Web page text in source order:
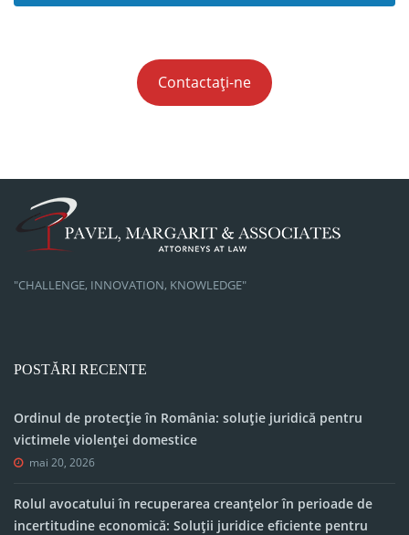
Contactați-ne
"CHALLENGE, INNOVATION, KNOWLEDGE"
POSTĂRI RECENTE
Ordinul de protecție în România: soluție juridică pentru
victimele violenței domestice
mai 20, 2026
Rolul avocatului în recuperarea creanțelor în perioade de
incertitudine economică: Soluții juridice eficiente pentru